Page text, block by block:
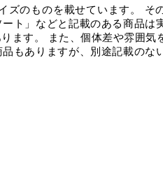
ズのものを載せています。 そ
ト」などと記載のある商品は
ます。 また、個体差や雰囲気
もありますが、別途記載のな